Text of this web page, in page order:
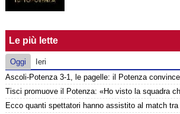
Le più lette
Oggi
Ieri